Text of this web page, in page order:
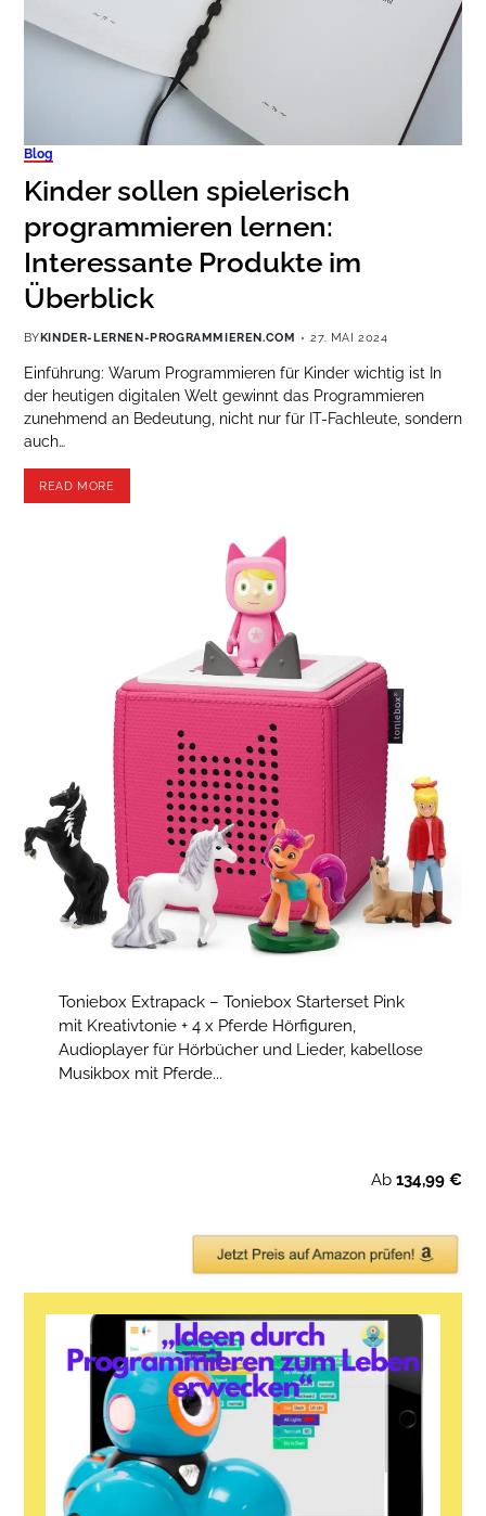
Blog
Kinder sollen spielerisch
programmieren lernen:
Interessante Produkte im
Überblick
BY KINDER-LERNEN-PROGRAMMIEREN.COM 27. MAI 2024
Einführung: Warum Programmieren für Kinder wichtig ist In
der heutigen digitalen Welt gewinnt das Programmieren
zunehmend an Bedeutung, nicht nur für IT-Fachleute, sondern
auch…
READ MORE
Toniebox Extrapack – Toniebox Starterset Pink
mit Kreativtonie + 4 x Pferde Hörfiguren,
Audioplayer für Hörbücher und Lieder, kabellose
Musikbox mit Pferde...
Ab134,99 €